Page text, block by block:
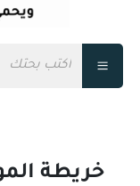
خريطة